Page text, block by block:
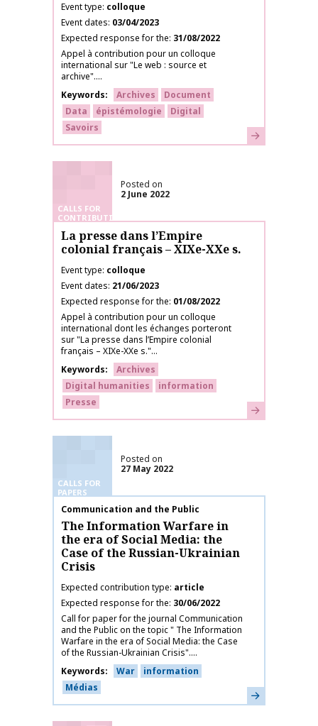
Event type colloque
Event dates 03/04/2023
Expected response for the 31/08/2022
Appel à contribution pour un colloque
international sur "Le web : source et
archive"....
Keywords
Archives
Document
Data
épistémologie
Digital
Savoirs
Learn more
CALLS FOR
CONTRIBUTIONS
Posted on
2 June 2022
La presse dans l’Empire
colonial français – XIXe-XXe s.
Event type colloque
Event dates 21/06/2023
Expected response for the 01/08/2022
Appel à contribution pour un colloque
international dont les échanges porteront
sur "La presse dans l’Empire colonial
français – XIXe-XXe s."...
Keywords
Archives
Digital humanities
information
Presse
Learn more
CALLS FOR
PAPERS
Posted on
27 May 2022
Publication name
Communication and the Public
The Information Warfare in
the era of Social Media: the
Case of the Russian-Ukrainian
Crisis
Expected contribution type article
Expected response for the 30/06/2022
Call for paper for the journal Communication
and the Public on the topic " The Information
Warfare in the era of Social Media: the Case
of the Russian-Ukrainian Crisis"....
Keywords
War
information
Médias
Learn more